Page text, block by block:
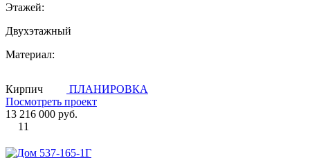
Этажей:
Двухэтажный
Материал:
Кирпич
ПЛАНИРОВКА
Посмотреть проект
13 216 000 руб.
11